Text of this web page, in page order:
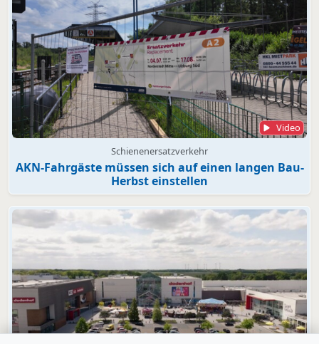
Video
Schienenersatzverkehr
AKN-Fahrgäste müssen sich auf einen langen Bau-
Herbst einstellen